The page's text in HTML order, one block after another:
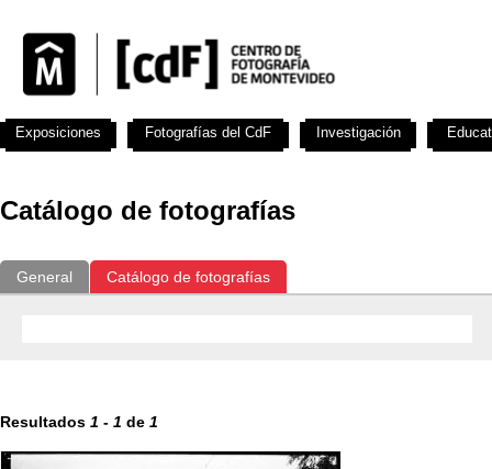
Catálogo de fotografías
General Catálogo de fotografías
Resultados 1 - 1 de 1
Exposiciones Fotografías del CdF Investigación